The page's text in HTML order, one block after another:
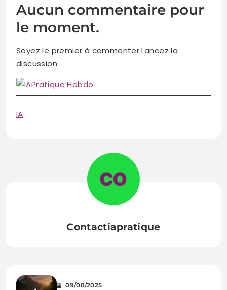
Aucun commentaire pour
le moment.
Soyez le premier à commenter.Lancez la
discussion
IA
Contactiapratique
09/08/2025